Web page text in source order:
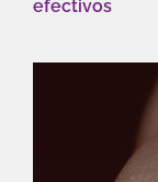
efectivos